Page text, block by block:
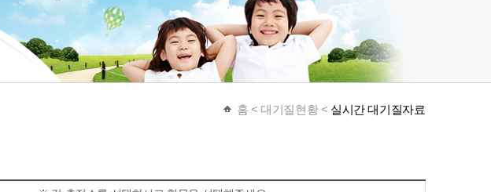
홈 < 대기질현황 < 실시간 대기질자료